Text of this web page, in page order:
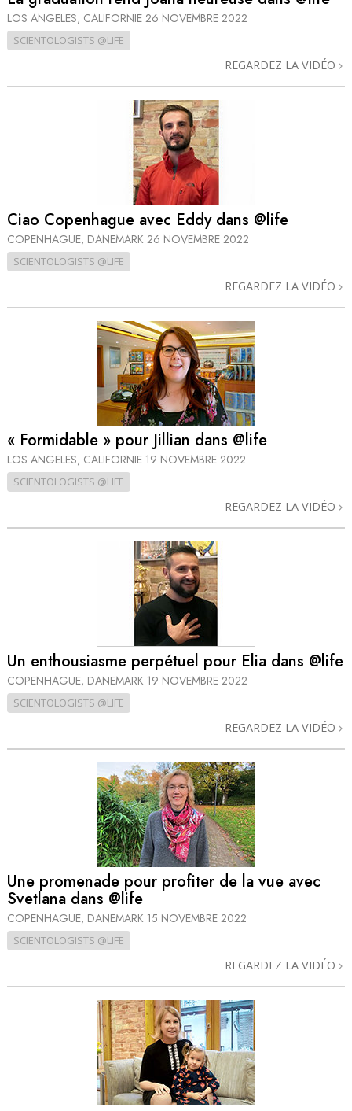
LOS ANGELES, CALIFORNIE 26 NOVEMBRE 2022
SCIENTOLOGISTS @LIFE
REGARDEZ LA VIDÉO
Ciao Copenhague avec Eddy dans @life
COPENHAGUE, DANEMARK 26 NOVEMBRE 2022
SCIENTOLOGISTS @LIFE
REGARDEZ LA VIDÉO
« Formidable » pour Jillian dans @life
LOS ANGELES, CALIFORNIE 19 NOVEMBRE 2022
SCIENTOLOGISTS @LIFE
REGARDEZ LA VIDÉO
Un enthousiasme perpétuel pour Elia dans @life
COPENHAGUE, DANEMARK 19 NOVEMBRE 2022
SCIENTOLOGISTS @LIFE
REGARDEZ LA VIDÉO
Une promenade pour profiter de la vue avec
Svetlana dans @life
COPENHAGUE, DANEMARK 15 NOVEMBRE 2022
SCIENTOLOGISTS @LIFE
REGARDEZ LA VIDÉO